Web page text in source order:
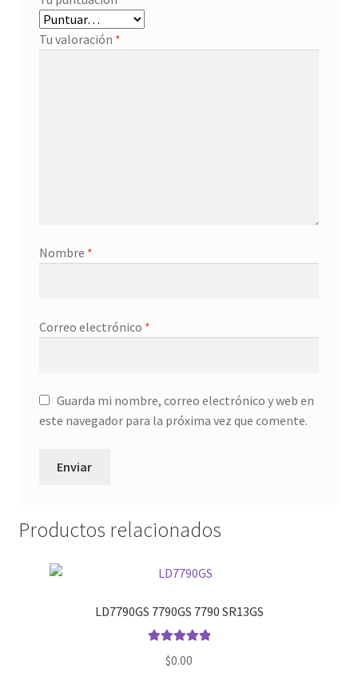
Tu valoración *
Nombre *
Correo electrónico *
Guarda mi nombre, correo electrónico y web en
este navegador para la próxima vez que comente.
Productos relacionados
LD7790GS 7790GS 7790 SR13GS
5.00
$0.00